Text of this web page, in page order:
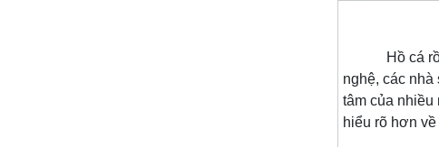
Hồ cá rồng
nghệ, các
tâm của
hiểu rõ hơn